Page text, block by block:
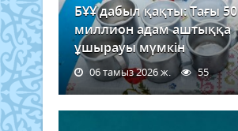
БҰҰ дабыл қақты: Тағы 50
миллион адам аштыққа
ұшырауы мүмкін
06 тамыз 2026 ж. 55